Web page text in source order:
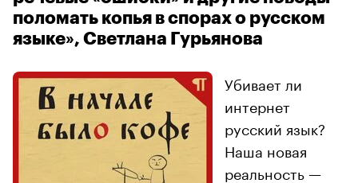
поломать копья в спорах о русском
языке», Светлана Гурьянова
Убивает ли
интернет
русский язык?
Наша новая
реальность —